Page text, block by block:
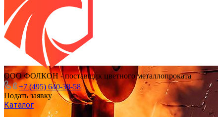
ООО ФОЛКОН - поставщик цветного металлопроката
+7 (495) 640-38-58
Подать заявку
Каталог